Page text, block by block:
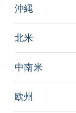
沖縄
北米
中南米
欧州